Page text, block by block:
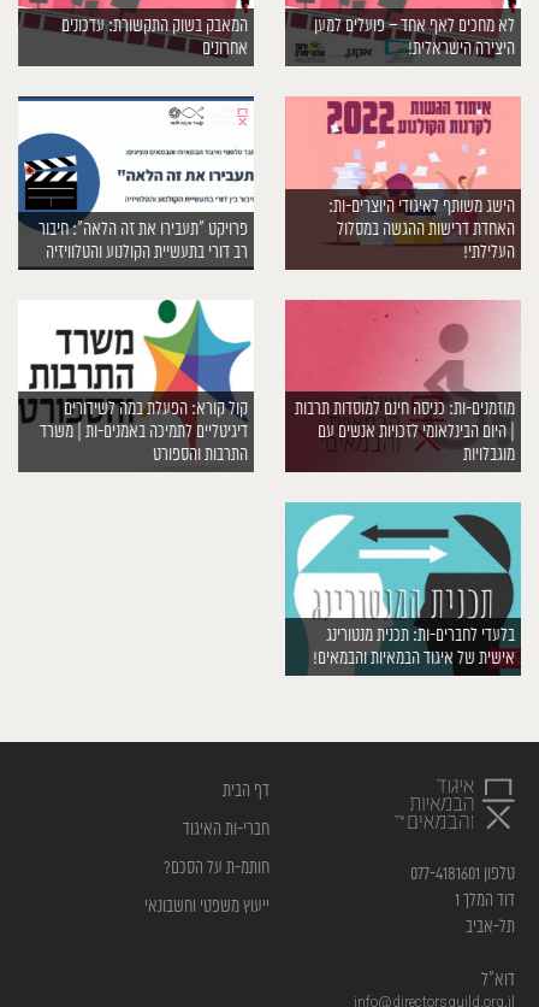
לא מחכים לאף אחד – פועלים למען
היצירה הישראלית!
המאבק בשוק התקשורת: עדכונים
אחרונים
הישג משותף לאיגודי היוצרים-ות:
האחדת דרישות ההגשה במסלול
העלילתי!
פרויקט ״תעבירו את זה הלאה”: חיבור
רב דורי בתעשיית הקולנוע והטלוויזיה
מוזמנים-ות: כניסה חינם למוסדות תרבות
| היום הבינלאומי לזכויות אנשים עם
מוגבלויות
קול קורא: הפעלת במה לשידורים
דיגיטליים לתמיכה באמנים-ות | משרד
התרבות והספורט
בלעדי לחברים-ות: תכנית מנטורינג
אישית של איגוד הבמאיות והבמאים!
טלפון 077-4181601
דוד המלך 1
תל-אביב
דוא”ל
info@directorsguild.org.il
דף הבית
חברי-ות האיגוד
חותמ-ת על הסכם?
ייעוץ משפטי וחשבונאי